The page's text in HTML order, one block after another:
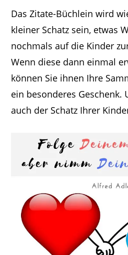
Das Zitate-Büchlein wird
kleiner Schatz sein, etwas
nochmals auf die Kinder
Wenn diese dann einmal
können Sie ihnen Ihre
ein besonderes Geschenk.
auch der Schatz Ihrer